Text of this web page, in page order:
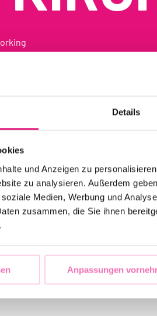
Details
und Anzeigen zu
zu analysieren. Außerdem
Medien, Werbung und
zusammen, die Sie ihnen
Anpassungen
Gottesdienst zum CSD
zum Church Rave in der Heilig-
BodyPositivity in den Raum.